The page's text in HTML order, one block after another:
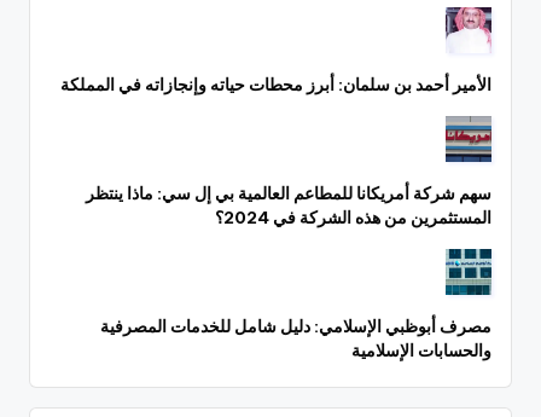
الأمير أحمد بن سلمان: أبرز محطات حياته وإنجازاته في المملكة
سهم شركة أمريكانا للمطاعم العالمية بي إل سي: ماذا ينتظر
المستثمرين من هذه الشركة في 2024؟
مصرف أبوظبي الإسلامي: دليل شامل للخدمات المصرفية
والحسابات الإسلامية